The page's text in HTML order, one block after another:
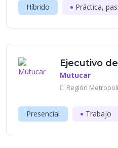
Híbrido Práctica,
Ejecutivo
Mutucar
Región
Presencial Trabajo